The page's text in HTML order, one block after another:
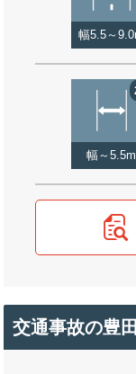
幅5.5～
幅～5.5m
交通事故の豊